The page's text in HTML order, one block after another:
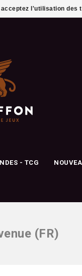
- TCG
(FR)
l'utilisation